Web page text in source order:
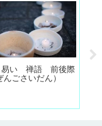
禅語
分かり易い 禅語
明 法燈明 (じとうみ